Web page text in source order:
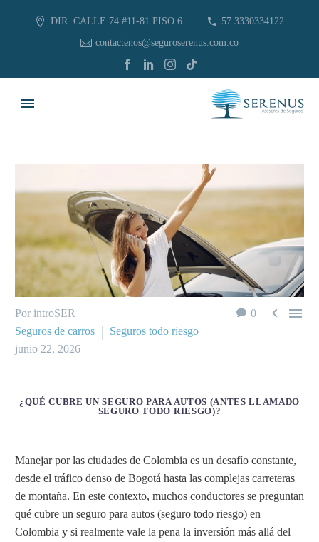
DIR. CALLE 74 #11-81 PISO 6
57 3330334122
contactenos@seguroserenus.com.co
0  
Por introSER
Seguros de carros
Seguros todo riesgo
junio 22, 2026
¿QUÉ CUBRE UN SEGURO PARA AUTOS (ANTES LLAMADO
SEGURO TODO RIESGO)?
Manejar por las ciudades de Colombia es un desafío constante,
desde el tráfico denso de Bogotá hasta las complejas carreteras
de montaña. En este contexto, muchos conductores se preguntan
qué cubre un seguro para autos (seguro todo riesgo) en
Colombia y si realmente vale la pena la inversión más allá del